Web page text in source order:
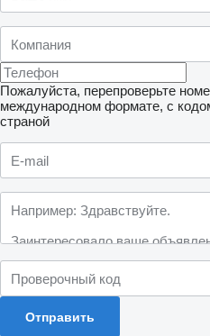
Пожалуйста, перепроверьте
международном формате, с
страной